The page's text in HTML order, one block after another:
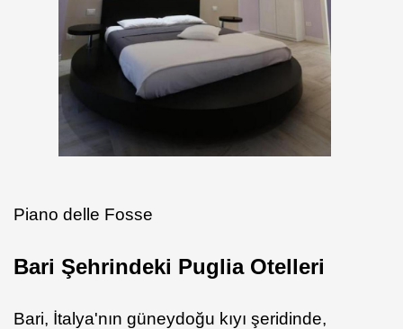
Piano delle Fosse
Bari Şehrindeki Puglia Otelleri
Bari, İtalya'nın güneydoğu kıyı şeridinde,